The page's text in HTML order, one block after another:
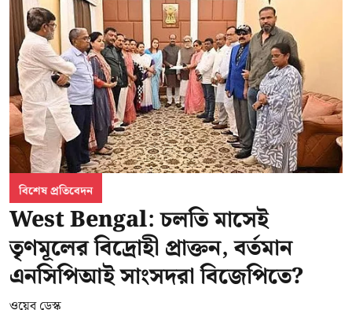
বিশেষ প্রতিবেদন
West Bengal: চলতি মাসেই
তৃণমূলের বিদ্রোহী প্রাক্তন, বর্তমান
এনসিপিআই সাংসদরা বিজেপিতে?